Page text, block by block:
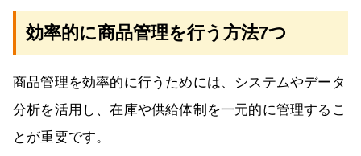
効率的に商品管理を行う方法7つ
商品管理を効率的に行うためには、システムやデータ
分析を活用し、在庫や供給体制を一元的に管理するこ
とが重要です。